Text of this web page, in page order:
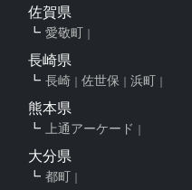
佐賀県
愛敬町
長崎県
長崎 佐世保 浜町
熊本県
上通アーケード
大分県
都町